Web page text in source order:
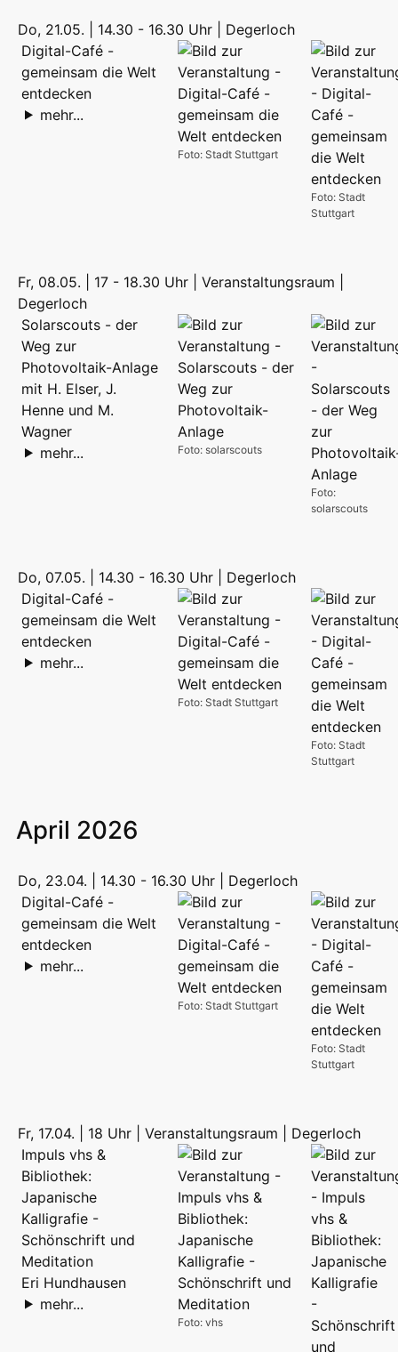
Do, 21.05. | 14.30 - 16.30 Uhr | Degerloch
Foto: Stadt
Stuttgart
Foto: Stadt Stuttgart
Digital-Café -
gemeinsam die Welt
entdecken
mehr...
Fr, 08.05. | 17 - 18.30 Uhr | Veranstaltungsraum |
Degerloch
Foto:
solarscouts
Foto: solarscouts
Solarscouts - der
Weg zur
Photovoltaik-Anlage
mit H. Elser, J.
Henne und M.
Wagner
mehr...
Do, 07.05. | 14.30 - 16.30 Uhr | Degerloch
Foto: Stadt
Stuttgart
Foto: Stadt Stuttgart
Digital-Café -
gemeinsam die Welt
entdecken
mehr...
April 2026
Do, 23.04. | 14.30 - 16.30 Uhr | Degerloch
Foto: Stadt
Stuttgart
Foto: Stadt Stuttgart
Digital-Café -
gemeinsam die Welt
entdecken
mehr...
Fr, 17.04. | 18 Uhr | Veranstaltungsraum | Degerloch
Foto: vhs
Impuls vhs &
Bibliothek:
Japanische
Kalligrafie -
Schönschrift und
Meditation
Eri Hundhausen
mehr...